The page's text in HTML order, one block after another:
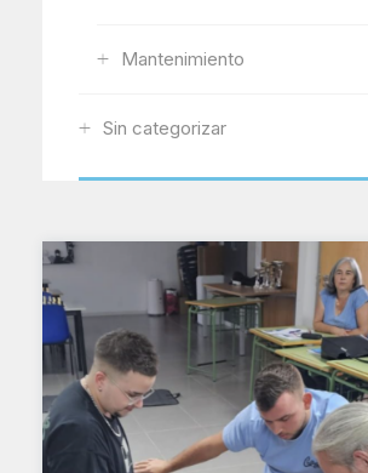
Mantenimiento
Sin categorizar